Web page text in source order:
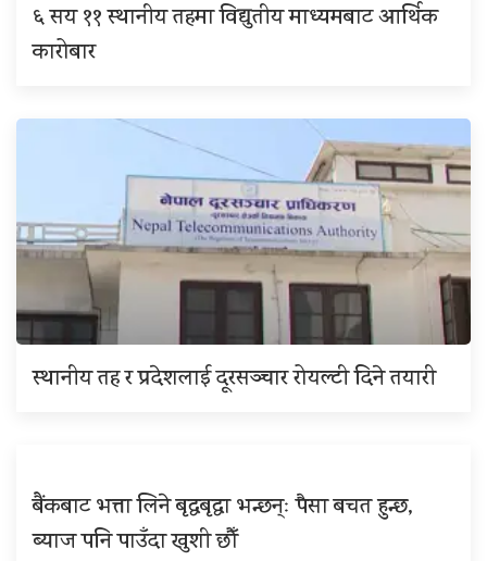
६ सय ११ स्थानीय तहमा विद्युतीय माध्यमबाट आर्थिक
कारोबार
स्थानीय तह र प्रदेशलाई दूरसञ्चार रोयल्टी दिने तयारी
बैंकबाट भत्ता लिने बृद्धबृद्धा भन्छन्ः पैसा बचत हुन्छ,
ब्याज पनि पाउँदा खुशी छौँ